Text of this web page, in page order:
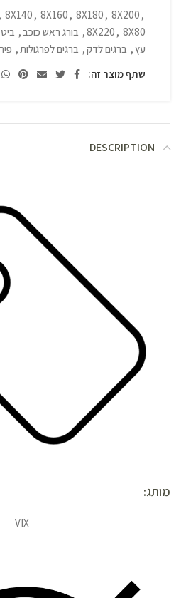
, 8X140 , 8X160 , 8X180 , 8X200 ,
8X220 , 8X80
, בורג ראש כוכב,
עץ, ברגים לדק, ברגים לפרגולות ,
שתף מוצר זה:
DESCRIPTION
מותג:
VIX